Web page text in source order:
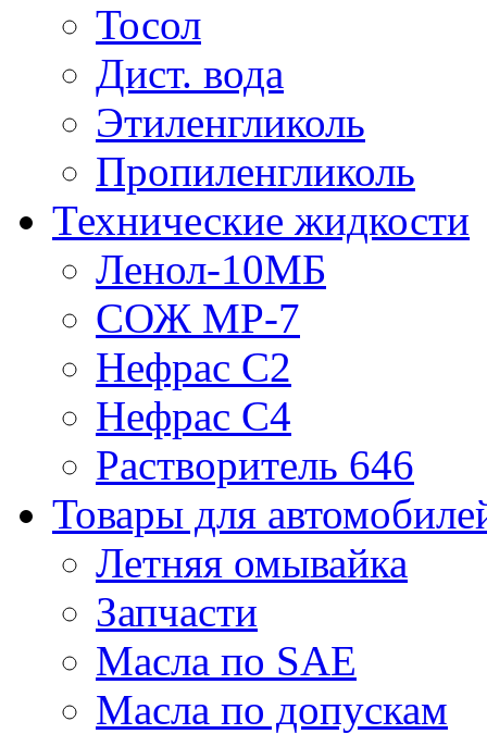
Тосол
Дист. вода
Этиленгликоль
Пропиленгликоль
Технические жидкости
Ленол-10МБ
СОЖ МР-7
Нефрас С2
Нефрас С4
Растворитель 646
Товары для
Летняя омывайка
Запчасти
Масла по SAE
Масла по допускам